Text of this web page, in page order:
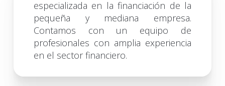
especializada en la financiación de la
pequeña y mediana empresa.
Contamos con un equipo de
profesionales con amplia experiencia
en el sector financiero.